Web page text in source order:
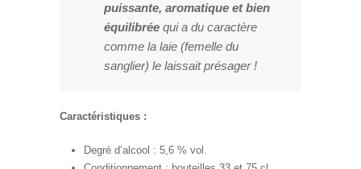
puissante, aromatique et bien
équilibrée qui a du caractère
comme la laie (femelle du
sanglier) le laissait présager !
Caractéristiques :
Degré d’alcool : 5,6 % vol.